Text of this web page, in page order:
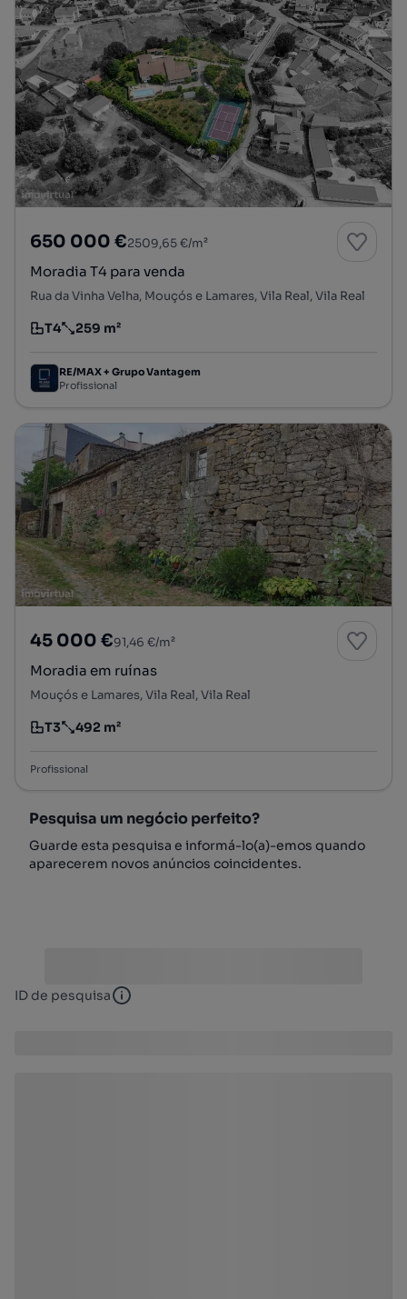
650 000 €2509,65 €/m²
Moradia T4 para venda
Rua da Vinha Velha, Mouçós e Lamares, Vila Real, Vila Real
Tipologia
T4
Preço por metro quadrado
259 m²
RE/MAX + Grupo Vantagem
Profissional
45 000 €91,46 €/m²
Moradia em ruínas
Mouçós e Lamares, Vila Real, Vila Real
Tipologia
T3
Preço por metro quadrado
492 m²
Profissional
Pesquisa um negócio perfeito?
Guarde esta pesquisa e informá-lo(a)-emos quando
aparecerem novos anúncios coincidentes.
ID de pesquisa ID de pesquisa